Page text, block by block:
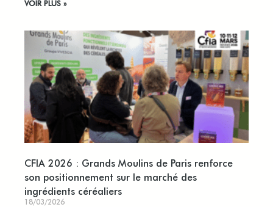
VOIR PLUS »
CFIA 2026 : Grands Moulins de Paris renforce
son positionnement sur le marché des
ingrédients céréaliers
18/03/2026